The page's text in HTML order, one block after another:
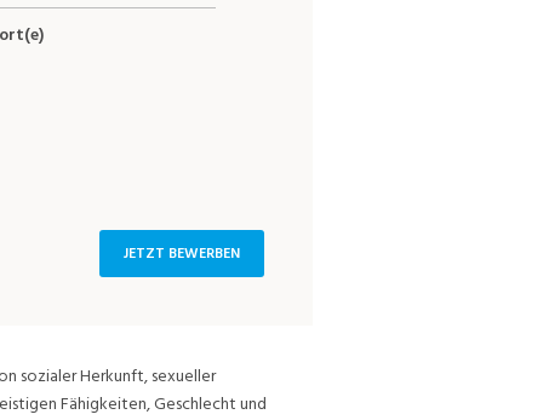
JETZT BEWERBEN
sozialer Herkunft, sexueller
Fähigkeiten, Geschlecht und